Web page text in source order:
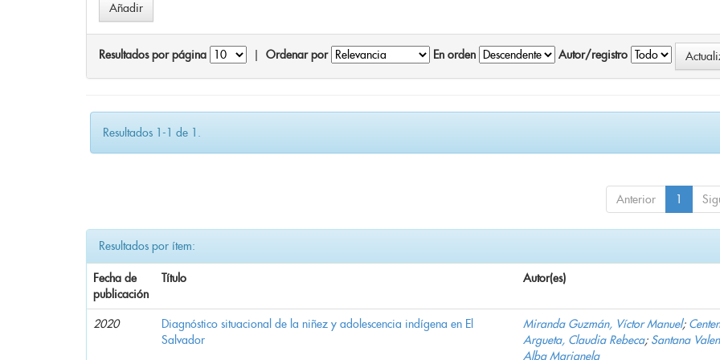
Resultados por página Ordenar por En orden Autor/registro
Resultados 1-1 de 1.
Anterior 1
Resultados por ítem:
Fecha de
publicación
Título Autor(es)
2020
Diagnóstico situacional de la niñez y adolescencia indígena en El
Salvador
Miranda Guzmán, Víctor Manuel;
Argueta, Claudia Rebeca; Santana
Alba Marianela